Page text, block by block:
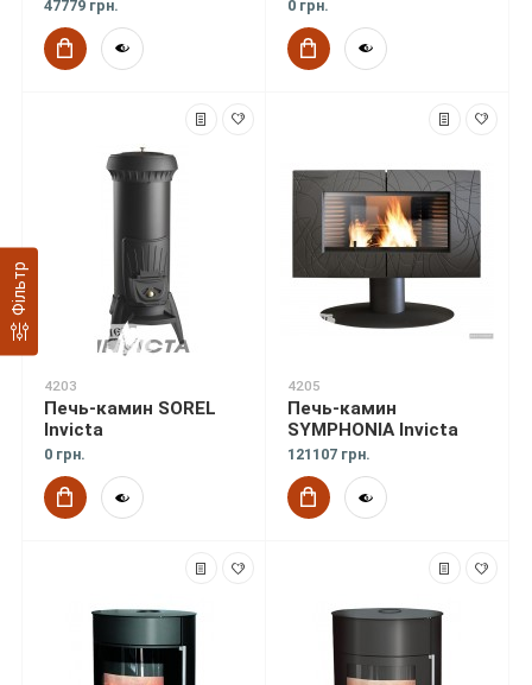
Фільтр
47779 грн. 0 грн.
4203
Печь-камин SOREL
Invicta
0 грн.
4205
Печь-камин
SYMPHONIA Invicta
121107 грн.